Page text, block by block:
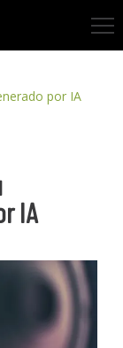
por IA
IA